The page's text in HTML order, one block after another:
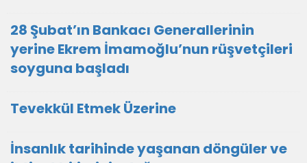
28 Şubat’ın Bankacı Generallerinin
yerine Ekrem İmamoğlu’nun rüşvetçileri
soyguna başladı
Tevekkül Etmek Üzerine
İnsanlık tarihinde yaşanan döngüler ve